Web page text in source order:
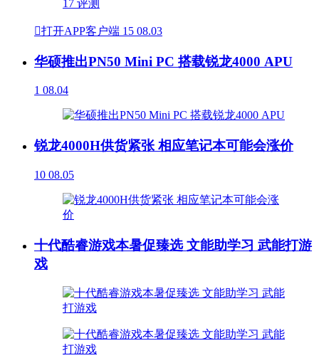
打开APP客户端 15 08.03
华硕推出PN50 Mini PC 搭载锐龙4000 APU
1 08.04
锐龙4000H供货紧张 相应笔记本可能会涨价
10 08.05
十代酷睿游戏本暑促臻选 文能助学习 武能打游
戏